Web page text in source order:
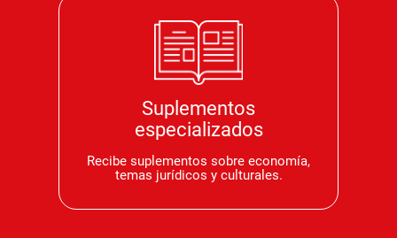
Suplementos
especializados
Recibe suplementos sobre economía,
temas jurídicos y culturales.